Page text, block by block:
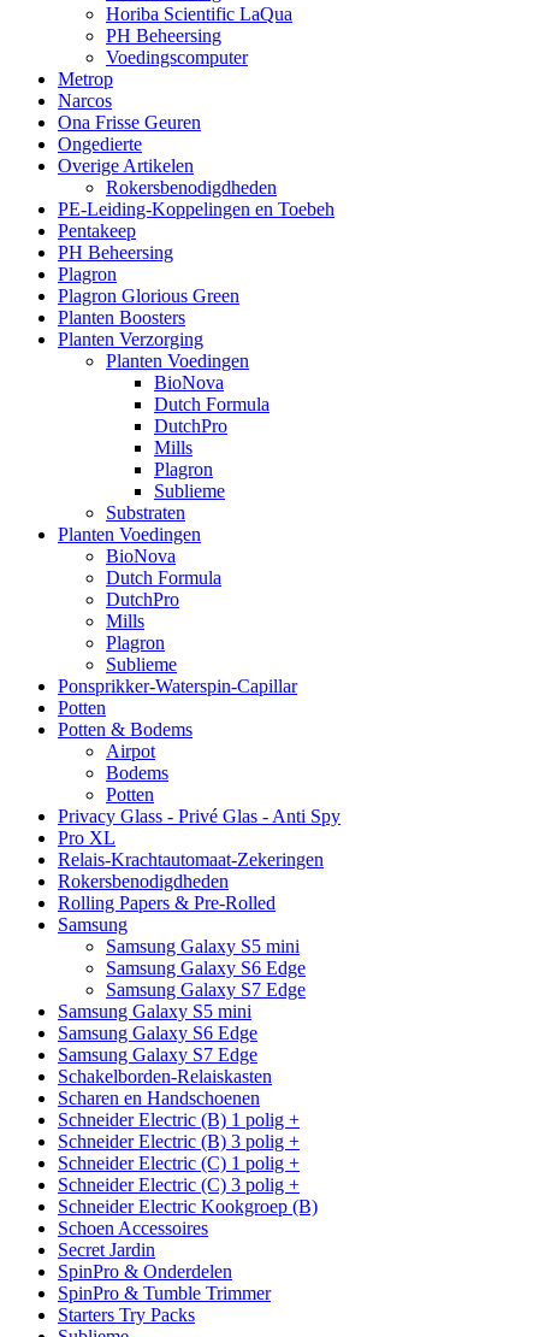
Horiba Scientific LaQua
PH Beheersing
Voedingscomputer
Metrop
Narcos
Ona Frisse Geuren
Ongedierte
Overige Artikelen
Rokersbenodigdheden
PE-Leiding-Koppelingen en Toebeh
Pentakeep
PH Beheersing
Plagron
Plagron Glorious Green
Planten Boosters
Planten Verzorging
Planten Voedingen
BioNova
Dutch Formula
DutchPro
Mills
Plagron
Sublieme
Substraten
Planten Voedingen
BioNova
Dutch Formula
DutchPro
Mills
Plagron
Sublieme
Ponsprikker-Waterspin-Capillar
Potten
Potten & Bodems
Airpot
Bodems
Potten
Privacy Glass - Privé Glas - Anti Spy
Pro XL
Relais-Krachtautomaat-Zekeringen
Rokersbenodigdheden
Rolling Papers & Pre-Rolled
Samsung
Samsung Galaxy S5 mini
Samsung Galaxy S6 Edge
Samsung Galaxy S7 Edge
Samsung Galaxy S5 mini
Samsung Galaxy S6 Edge
Samsung Galaxy S7 Edge
Schakelborden-Relaiskasten
Scharen en Handschoenen
Schneider Electric (B) 1 polig +
Schneider Electric (B) 3 polig +
Schneider Electric (C) 1 polig +
Schneider Electric (C) 3 polig +
Schneider Electric Kookgroep (B)
Schoen Accessoires
Secret Jardin
SpinPro & Onderdelen
SpinPro & Tumble Trimmer
Starters Try Packs